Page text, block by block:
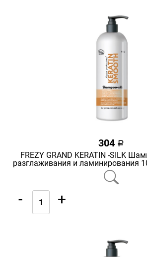
304 a
FREZY GRAND KERATIN -SILK
разглаживания и ламинирования
- +